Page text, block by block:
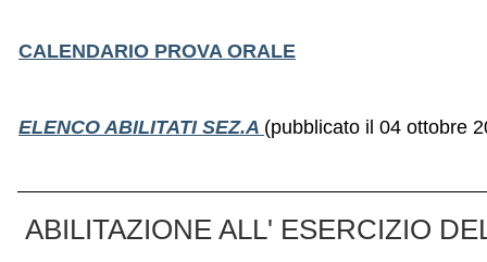
CALENDARIO PROVA ORALE
ELENCO ABILITATI SEZ.A (pubblicato il 04 ottobre
ABILITAZIONE ALL' ESERCIZIO